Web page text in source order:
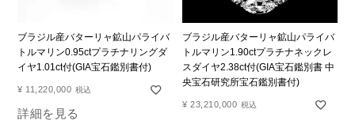
ブラジル産バターリャ鉱山パライバ
トルマリン0.95ctプラチナリングダ
イヤ1.01ct付(GIA宝石鑑別書付)
¥ 11,220,000 税込
詳細を見る
ブラジル産バターリャ鉱山パライバ
トルマリン1.90ctプラチナネックレ
スダイヤ2.38ct付(GIA宝石鑑別書 中
央宝石研究所宝石鑑別書付)
¥ 23,210,000 税込